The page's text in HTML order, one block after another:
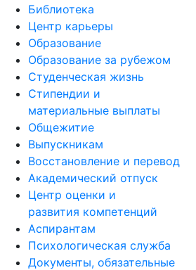
Библиотека
Центр карьеры
Образование
Образование за рубежом
Студенческая жизнь
Стипендии и
материальные выплаты
Общежитие
Выпускникам
Восстановление и перевод
Академический отпуск
Центр оценки и
развития компетенций
Аспирантам
Психологическая служба
Документы, обязательные